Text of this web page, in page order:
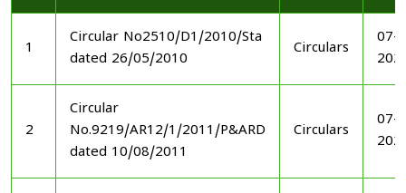
1
Circular No2510/D1/2010/Sta
dated 26/05/2010
Circulars
07-
2
Circular
No.9219/AR12/1/2011/P&ARD
dated 10/08/2011
Circulars
07-